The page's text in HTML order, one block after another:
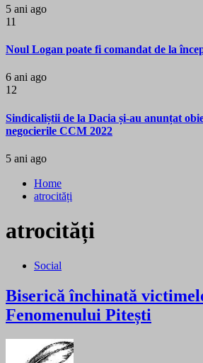
5 ani ago
11
Noul Logan poate fi comandat de la
6 ani ago
12
Sindicaliștii de la Dacia și-au anunțat
negocierile CCM 2022
5 ani ago
Home
atrocități
atrocități
Social
Biserică închinată
Fenomenului Pitești